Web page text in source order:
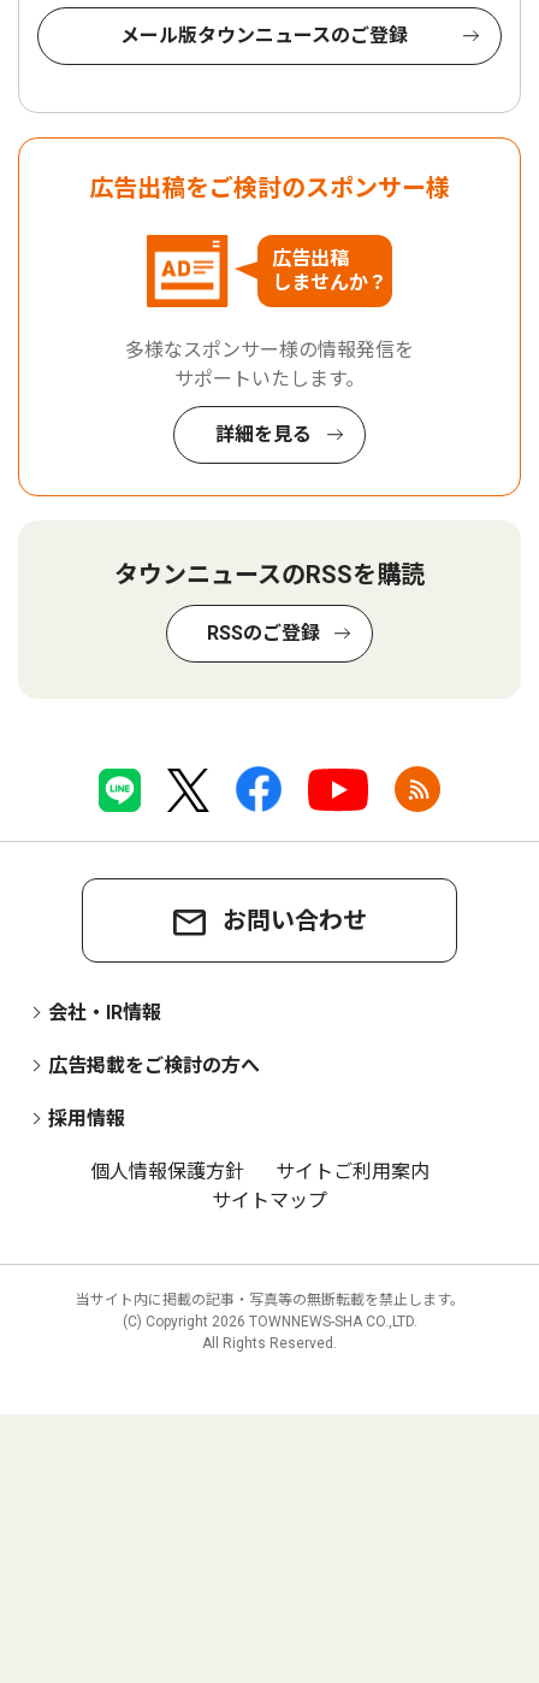
メール版タウンニュースのご登録
広告出稿をご検討のスポンサー様
広告出稿
しませんか？
多様なスポンサー様の情報発信を
サポートいたします。
詳細を見る
タウンニュースのRSSを購読
RSSのご登録
お問い合わせ
会社・IR情報
広告掲載をご検討の方へ
採用情報
個人情報保護方針
サイトご利用案内
サイトマップ
当サイト内に掲載の記事・写真等の無断転載を禁止します。
(C) Copyright 2026 TOWNNEWS-SHA CO.,LTD.
All Rights Reserved.